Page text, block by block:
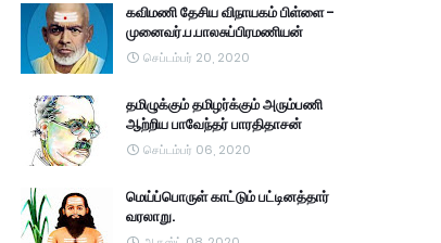
கவிமணி தேசிய விநாயகம் பிள்ளை -
முனைவர்.ப.பாலசுப்பிரமணியன்
செப்டம்பர் 20, 2020
தமிழுக்கும் தமிழர்க்கும் அரும்பணி
ஆற்றிய பாவேந்தர் பாரதிதாசன்
செப்டம்பர் 06, 2020
மெய்ப்பொருள் காட்டும் பட்டினத்தார்
வரலாறு.